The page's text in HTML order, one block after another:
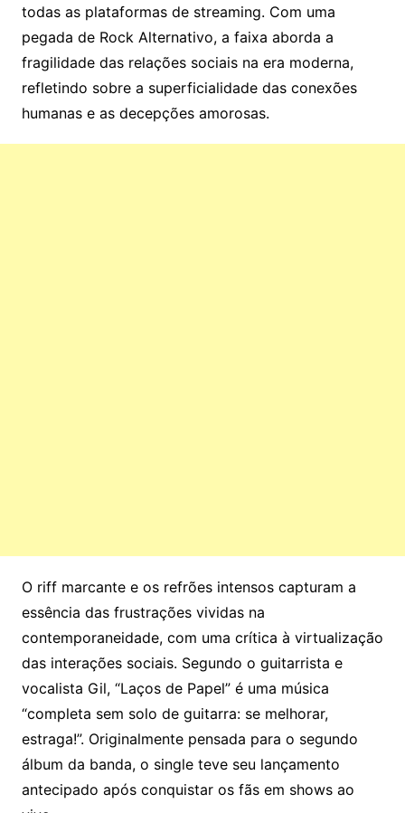
todas as plataformas de streaming. Com uma
pegada de Rock Alternativo, a faixa aborda a
fragilidade das relações sociais na era moderna,
refletindo sobre a superficialidade das conexões
humanas e as decepções amorosas.
O riff marcante e os refrões intensos capturam a
essência das frustrações vividas na
contemporaneidade, com uma crítica à virtualização
das interações sociais. Segundo o guitarrista e
vocalista Gil, “Laços de Papel” é uma música
“completa sem solo de guitarra: se melhorar,
estraga!”. Originalmente pensada para o segundo
álbum da banda, o single teve seu lançamento
antecipado após conquistar os fãs em shows ao